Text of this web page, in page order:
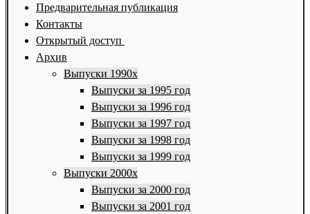
Предварительная публикация
Контакты
Открытый доступ
Архив
Выпуски 1990х
Выпуски за 1995 год
Выпуски за 1996 год
Выпуски за 1997 год
Выпуски за 1998 год
Выпуски за 1999 год
Выпуски 2000х
Выпуски за 2000 год
Выпуски за 2001 год